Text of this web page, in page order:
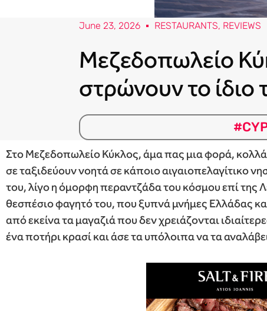
June 23, 2026 RESTAURANTS, REVIEWS
Μεζεδοπωλείο
στρώνουν το ίδιο
Στο Μεζεδοπωλείο Κύκλος, άμα πας μια φορά,
σε ταξιδεύουν νοητά σε κάποιο αιγαιοπελαγίτικο
του, λίγο η όμορφη περαντζάδα του κόσμου επί
θεσπέσιο φαγητό του, που ξυπνά μνήμες Ελλάδας
από εκείνα τα μαγαζιά που δεν χρειάζονται
ένα ποτήρι κρασί και άσε τα υπόλοιπα να τα